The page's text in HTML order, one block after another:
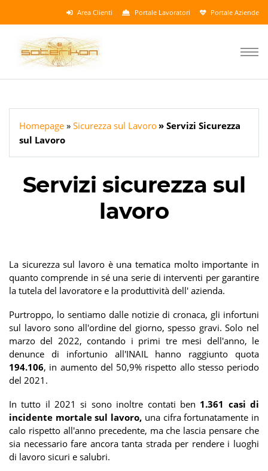
Area Clienti Portale Lavoratori Portale Aziende
Homepage Sicurezza sul Lavoro
Servizi Sicurezza
sul Lavoro
Servizi sicurezza sul
lavoro
La sicurezza sul lavoro è una tematica molto importante in
quanto comprende in sé una serie di interventi per garantire
la tutela del lavoratore e la produttività dell' azienda.
Purtroppo, lo sentiamo dalle notizie di cronaca, gli infortuni
sul lavoro sono all'ordine del giorno, spesso gravi. Solo nel
marzo del 2022, contando i primi tre mesi dell'anno, le
denunce di infortunio all'INAIL hanno raggiunto quota
194.106, in aumento del 50,9% rispetto allo stesso periodo
del 2021.
In tutto il 2021 si sono inoltre contati ben 1.361 casi di
incidente mortale sul lavoro, una cifra fortunatamente in
calo rispetto all'anno precedente, ma che lascia pensare che
sia necessario fare ancora tanta strada per rendere i luoghi
di lavoro sicuri e salubri.